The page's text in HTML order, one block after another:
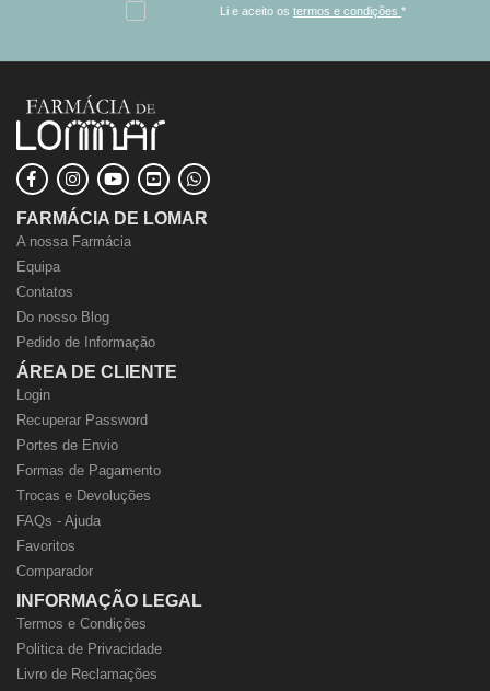
Li e aceito ostermos e condições*
FARMÁCIA DE LOMAR
A nossa Farmácia
Equipa
Contatos
Do nosso Blog
Pedido de Informação
ÁREA DE CLIENTE
Login
Recuperar Password
Portes de Envio
Formas de Pagamento
Trocas e Devoluções
FAQs - Ajuda
Favoritos
Comparador
INFORMAÇÃO LEGAL
Termos e Condições
Politica de Privacidade
Livro de Reclamações